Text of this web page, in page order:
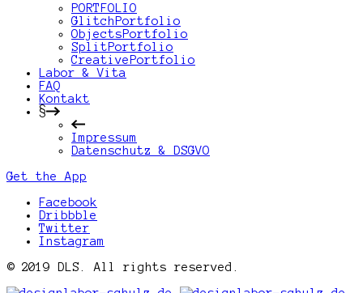
PORTFOLIO
GlitchPortfolio
ObjectsPortfolio
SplitPortfolio
CreativePortfolio
Labor & Vita
FAQ
Kontakt
§
Impressum
Datenschutz & DSGVO
Get the App
Facebook
Dribbble
Twitter
Instagram
© 2019 DLS. All rights reserved.